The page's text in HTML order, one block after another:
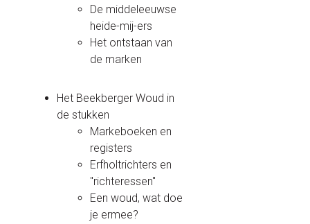
De middeleeuwse
heide-mij-ers
Het ontstaan van
de marken
Het Beekberger Woud in
de stukken
Markeboeken en
registers
Erfholtrichters en
"richteressen"
Een woud, wat doe
je ermee?